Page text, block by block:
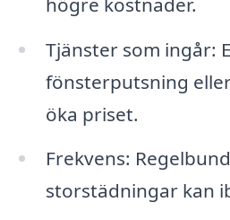
Tjänster som ingår:
fönsterputsning
öka priset.
Frekvens:
storstädningar kan